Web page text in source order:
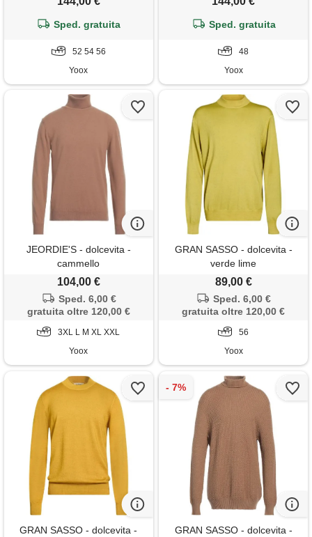
Sped. gratuita
52 54 56
Yoox
Sped. gratuita
48
Yoox
JEORDIE'S - dolcevita -
cammello
104,00 €
Sped. 6,00 €
gratuita oltre 120,00 €
3XL L M XL XXL
Yoox
GRAN SASSO - dolcevita -
verde lime
89,00 €
Sped. 6,00 €
gratuita oltre 120,00 €
56
Yoox
GRAN SASSO - dolcevita -
GRAN SASSO - dolcevita -